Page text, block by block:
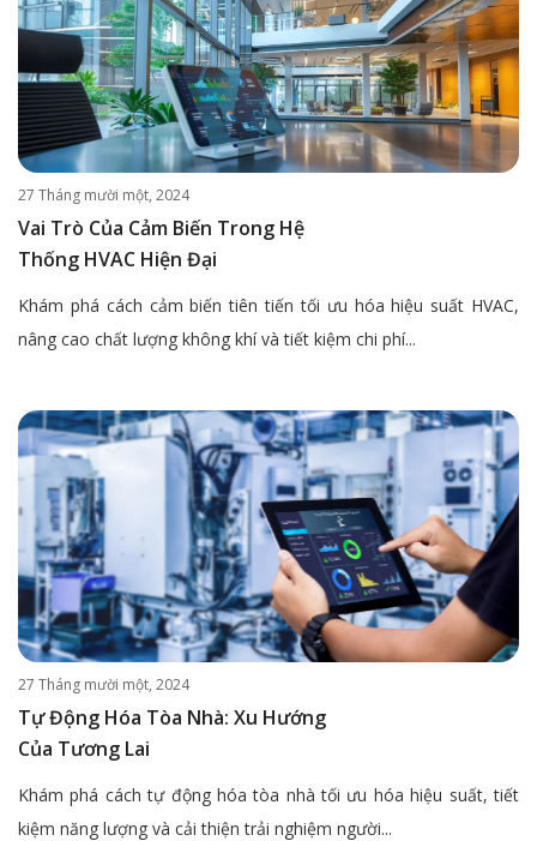
27 Tháng mười một, 2024
Vai Trò Của Cảm Biến Trong Hệ
Thống HVAC Hiện Đại
Khám phá cách cảm biến tiên tiến tối ưu hóa hiệu suất HVAC,
nâng cao chất lượng không khí và tiết kiệm chi phí...
27 Tháng mười một, 2024
Tự Động Hóa Tòa Nhà: Xu Hướng
Của Tương Lai
Khám phá cách tự động hóa tòa nhà tối ưu hóa hiệu suất, tiết
kiệm năng lượng và cải thiện trải nghiệm người...